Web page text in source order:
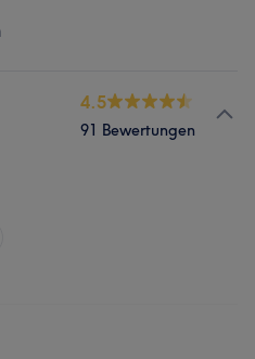
4.5
91 Bewertungen